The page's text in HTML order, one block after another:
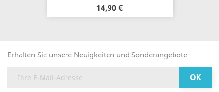
14,90 €
Erhalten Sie unsere Neuigkeiten und Sonderangebote